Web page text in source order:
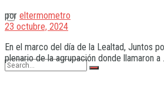
por eltermometro
23 octubre, 2024
En el marco del día de la Lealtad, Juntos
plenario de la agrupación donde llamaron a